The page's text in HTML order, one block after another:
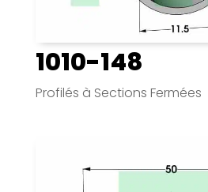
1010-148
Profilés à Sections Fermées